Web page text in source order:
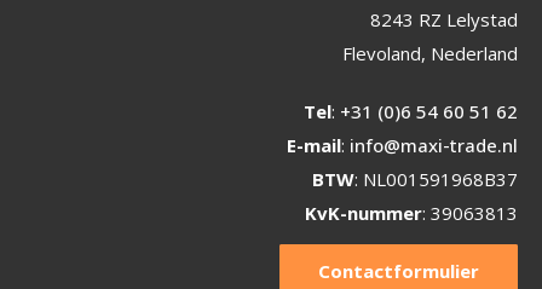
8243 RZ Lelystad
Flevoland, Nederland
Tel: +31 (0)6 54 60 51 62
E-mail: info@maxi-trade.nl
BTW: NL001591968B37
KvK-nummer: 39063813
Contactformulier